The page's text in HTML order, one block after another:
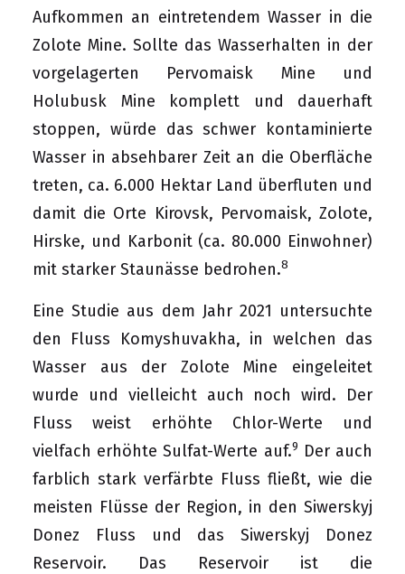
Aufkommen an eintretendem Wasser in die
Zolote Mine. Sollte das Wasserhalten in der
vorgelagerten Pervomaisk Mine und
Holubusk Mine komplett und dauerhaft
stoppen, würde das schwer kontaminierte
Wasser in absehbarer Zeit an die Oberfläche
treten, ca. 6.000 Hektar Land überfluten und
damit die Orte Kirovsk, Pervomaisk, Zolote,
Hirske, und Karbonit (ca. 80.000 Einwohner)
mit starker Staunässe bedrohen.8
Eine Studie aus dem Jahr 2021 untersuchte
den Fluss Komyshuvakha, in welchen das
Wasser aus der Zolote Mine eingeleitet
wurde und vielleicht auch noch wird. Der
Fluss weist erhöhte Chlor-Werte und
vielfach erhöhte Sulfat-Werte auf.9 Der auch
farblich stark verfärbte Fluss fließt, wie die
meisten Flüsse der Region, in den Siwerskyj
Donez Fluss und das Siwerskyj Donez
Reservoir. Das Reservoir ist die